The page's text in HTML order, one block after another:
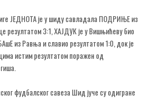
ЈЕДНОТА је у шиду савладала ПОДРИЊЕ из
резултатом 3:1, ХАЈДУК је у Вишњићеву био
из Равња и славио резултатом 1:0, док је
истим резултатом поражен од
фудбалског савеза Шид јуче су одигране